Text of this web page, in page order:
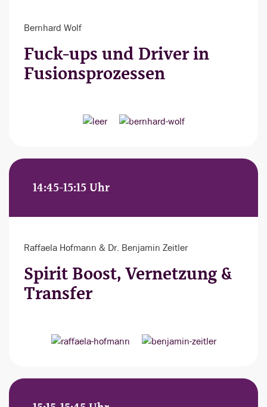
Bernhard Wolf
Fuck-ups und Driver in
Fusionsprozessen
14:45-15:15 Uhr
Raffaela Hofmann & Dr. Benjamin Zeitler
Spirit Boost, Vernetzung &
Transfer